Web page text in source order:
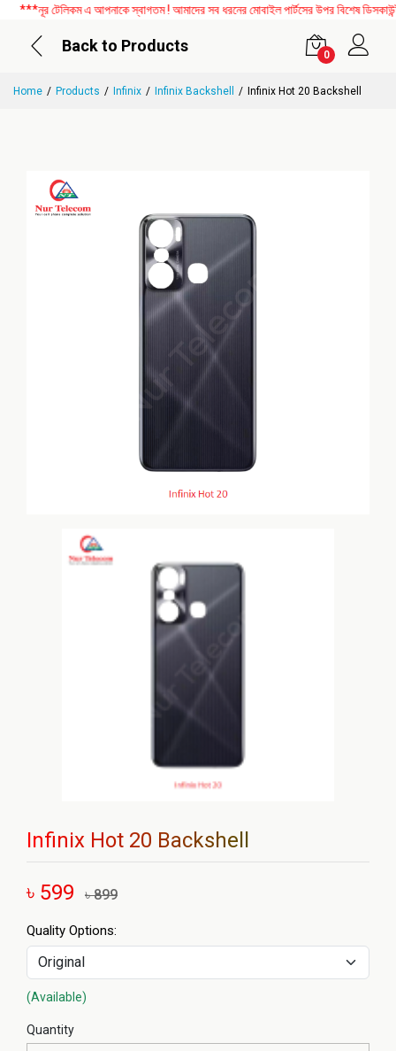
টেলিকম এ আপনাকে স্বাগতম ! আমাদের সব ধরনের মোবাইল পার্টসের উপর বিশেষ
Back to Products
0
Home Products Infinix Infinix Backshell Infinix Hot 20 Backshell
Infinix Hot 20 Backshell
৳ 599 ৳ 899
Quality Options:
(Available)
Quantity